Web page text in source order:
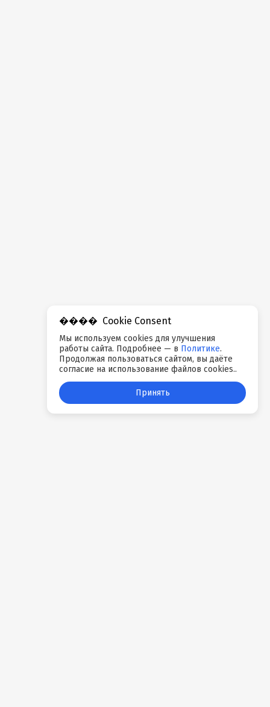
Cookie Consent
Мы используем cookies для улучшения
работы сайта. Подробнее — в Политике.
Продолжая пользоваться сайтом, вы даёте
согласие на использование файлов cookies..
Принять